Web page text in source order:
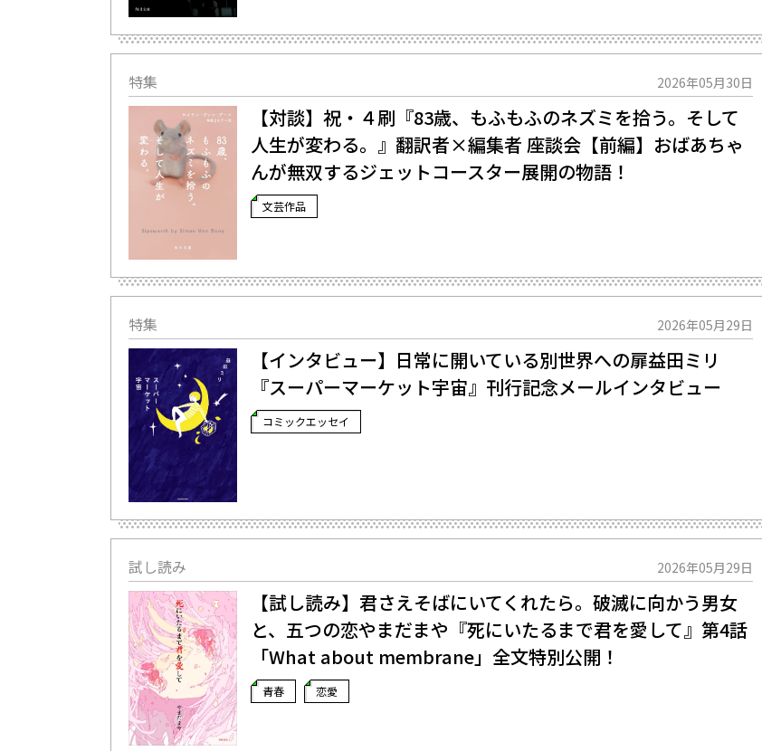
特集 2026年05月30日
【対談】祝・４刷『83歳、もふもふのネズミを拾う。そして
人生が変わる。』翻訳者×編集者 座談会【前編】おばあちゃ
んが無双するジェットコースター展開の物語！
文芸作品
特集 2026年05月29日
【インタビュー】日常に開いている別世界への扉――益田ミリ
『スーパーマーケット宇宙』刊行記念メールインタビュー
コミックエッセイ
試し読み 2026年05月29日
【試し読み】君さえそばにいてくれたら。破滅に向かう男女
と、五つの恋――やまだまや『死にいたるまで君を愛して』第4話
「What about membrane」全文特別公開！
青春 恋愛